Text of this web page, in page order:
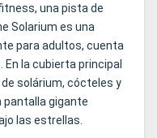
una pista de
Solarium es una
para adultos, cuenta
la cubierta principal
solárium, cócteles y
pantalla gigante
las estrellas.